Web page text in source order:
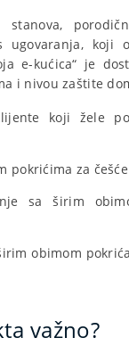
stanova,
ugovaranja, koji
e-kućica“ je
i nivou zaštite
koji žele
pokrićima za
sa širim
obimom
važno?